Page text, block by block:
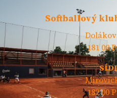
Softballový
181 00
182 00